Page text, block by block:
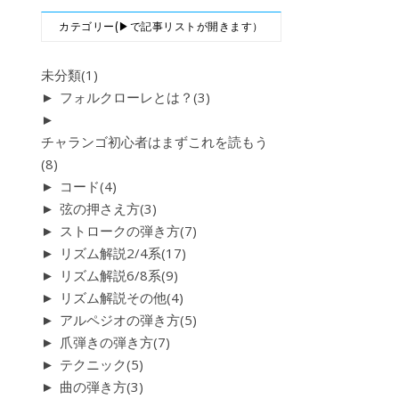
カテゴリー(▶で記事リストが開きます）
未分類(1)
► フォルクローレとは？ (3)
►
チャランゴ初心者はまずこれを読もう
(8)
► コード(4)
► 弦の押さえ方(3)
► ストロークの弾き方(7)
► リズム解説2/4系(17)
► リズム解説6/8系(9)
► リズム解説その他(4)
► アルペジオの弾き方(5)
► 爪弾きの弾き方(7)
► テクニック(5)
► 曲の弾き方(3)